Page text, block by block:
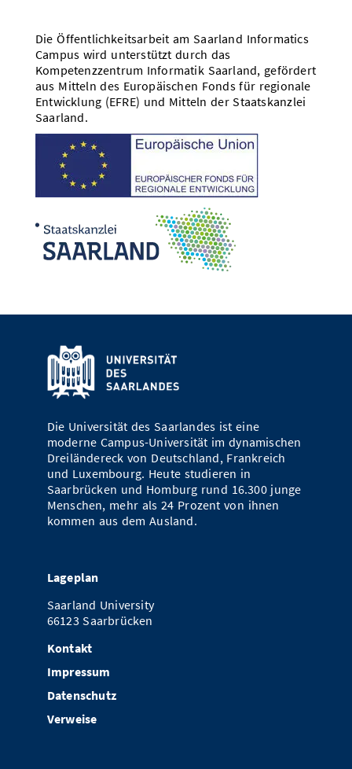
Die Öffentlichkeitsarbeit am Saarland Informatics
Campus wird unterstützt durch das
Kompetenzzentrum Informatik Saarland, gefördert
aus Mitteln des Europäischen Fonds für regionale
Entwicklung (EFRE) und Mitteln der Staatskanzlei
Saarland.
Die Universität des Saarlandes ist eine
moderne Campus-Universität im dynamischen
Dreiländereck von Deutschland, Frankreich
und Luxembourg. Heute studieren in
Saarbrücken und Homburg rund 16.300 junge
Menschen, mehr als 24 Prozent von ihnen
kommen aus dem Ausland.
Lageplan
Saarland University
66123 Saarbrücken
Kontakt
Impressum
Datenschutz
Verweise